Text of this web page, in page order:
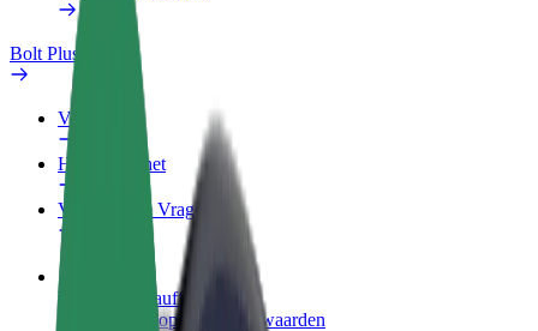
Bolt Plus
Voordelen
Hoe werkt het
Veelgestelde Vragen
Word een chauffeur
Verdien geld op jouw voorwaarden